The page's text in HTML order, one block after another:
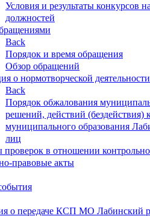
Условия и результаты конкурсов
должностей
Back
Порядок и время обращения
Обзор обращений
о нормотворческой деятельности
Back
Порядок обжалования
решений, действий (бездействия)
муниципального образования
лиц
проверок в отношении
правовые акты
о передаче КСП МО Лабинский